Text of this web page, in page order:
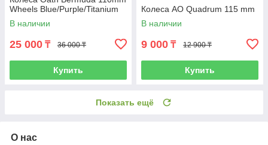
Wheels Blue/Purple/Titanium
В наличии
25 000 ₸ 36 000 ₸
Купить
Колеса AO Quadrum 115 mm
В наличии
9 000 ₸ 12 900 ₸
Купить
Показать ещё
О нас